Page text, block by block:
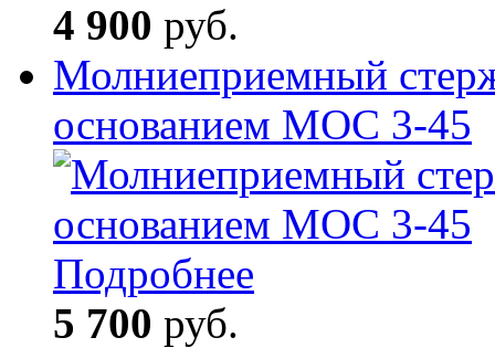
4 900 руб.
Молниеприемный
основанием МОС 3-45
Подробнее
5 700 руб.